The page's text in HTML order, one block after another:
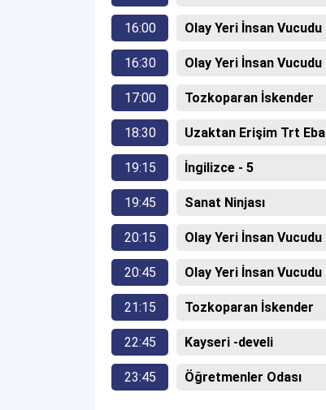
16:00 Olay Yeri İnsan Vucudu
16:30 Olay Yeri İnsan Vucudu
17:00 Tozkoparan İskender
18:30 Uzaktan Erişim Trt Eba
19:15 İngilizce - 5
19:45 Sanat Ninjası
20:15 Olay Yeri İnsan Vucudu
20:45 Olay Yeri İnsan Vucudu
21:15 Tozkoparan İskender
22:45 Kayseri -develi
23:45 Öğretmenler Odası